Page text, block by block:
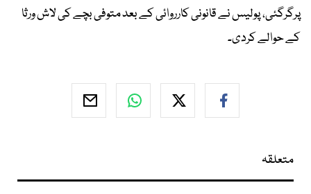
پرگرگئی، پولیس نے قانونی کارروائی کے بعد متوفی بچے کی لاش ورثا
کے حوالے کردی۔
متعلقہ